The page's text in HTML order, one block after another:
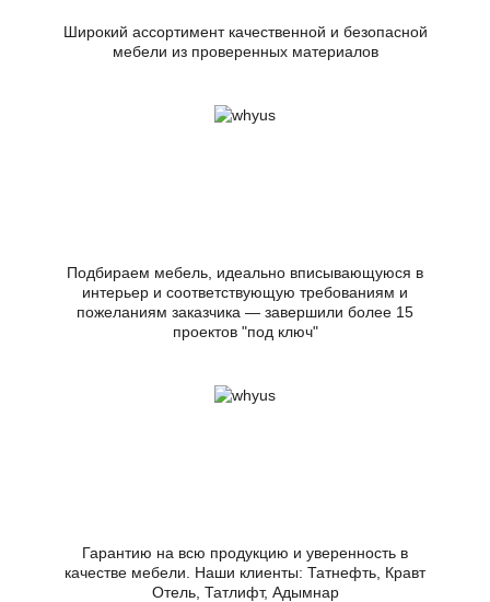
Широкий ассортимент качественной и безопасной
мебели из проверенных материалов
Подбираем мебель, идеально вписывающуюся в
интерьер и соответствующую требованиям и
пожеланиям заказчика — завершили более 15
проектов "под ключ"
Гарантию на всю продукцию и уверенность в
качестве мебели. Наши клиенты: Татнефть, Кравт
Отель, Татлифт, Адымнар